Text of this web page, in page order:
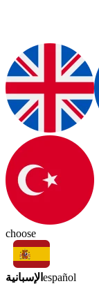
choose
الإسبانية español